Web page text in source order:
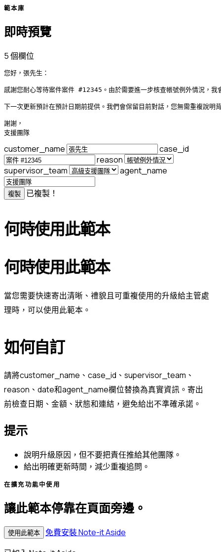
範本庫
即時預覽
5 個欄位
您好，張先生：
感謝您耐心等待案件案件 #12345。由於需要進一步核查帳號例外情況，我
下一次更新預計在預計日期前提供。我們會保留目前對話，您無需重複說明
謝謝，
支援團隊
customer_name
case_id
reason
supervisor_team
agent_name
複製 已複製！
何時使用此範本
何時使用此範本
當您需要快速寄出清晰、禮貌且可重複使用的升級給主管處
理時，可以使用此範本。
如何自訂
請將customer_name、case_id、supervisor_team、
reason、date和agent_name欄位替換為真實資訊。寄出
前檢查日期、金額、狀態和連結，避免給出不準確承諾。
提示
說明升級原因，但不要把責任推給其他團隊。
給出明確更新時間，減少重複追問。
在擴充功能中使用
讓此範本停靠在頁面旁邊。
使用此範本
免費安裝 Note-it Aside